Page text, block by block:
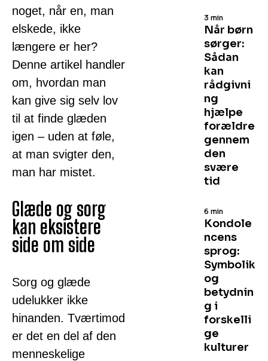
noget, når en, man
elskede, ikke
længere er her?
Denne artikel handler
om, hvordan man
kan give sig selv lov
til at finde glæden
igen – uden at føle,
at man svigter den,
man har mistet.
Glæde og sorg
kan eksistere
side om side
Sorg og glæde
udelukker ikke
hinanden. Tværtimod
er det en del af den
menneskelige
Når børn
sørger:
Sådan
kan
rådgivni
ng
hjælpe
forældre
gennem
den
svære
tid
3 min
Kondole
ncens
sprog:
Symbolik
og
betydnin
g i
forskelli
ge
kulturer
6 min